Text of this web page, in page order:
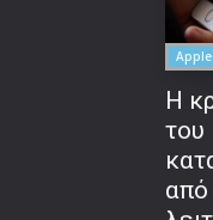
Apple
Η
του
από